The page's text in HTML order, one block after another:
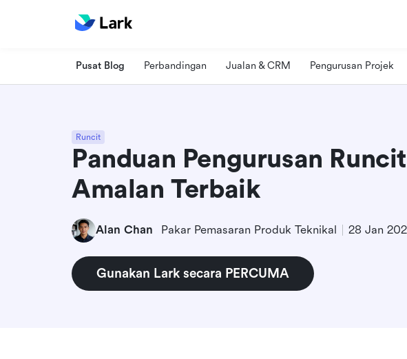
Pusat Blog Perbandingan Jualan & CRM Pengurusan Projek
Runcit
Panduan Pengurusan
Amalan Terbaik
Alan Chan Pakar Pemasaran Produk Teknikal 28 Jan
Gunakan Lark secara PERCUMA